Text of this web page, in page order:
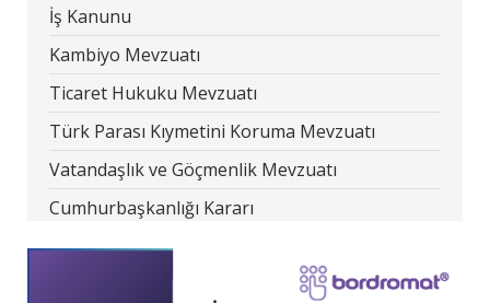
İş Kanunu
Kambiyo Mevzuatı
Ticaret Hukuku Mevzuatı
Türk Parası Kıymetini Koruma Mevzuatı
Vatandaşlık ve Göçmenlik Mevzuatı
Cumhurbaşkanlığı Kararı